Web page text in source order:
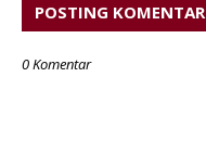
POSTING KOMENTAR
0 Komentar